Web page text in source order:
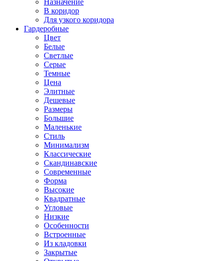
Назначение
В коридор
Для узкого коридора
Гардеробные
Цвет
Белые
Светлые
Серые
Темные
Цена
Элитные
Дешевые
Размеры
Большие
Маленькие
Стиль
Минимализм
Классические
Скандинавские
Современные
Форма
Высокие
Квадратные
Угловые
Низкие
Особенности
Встроенные
Из кладовки
Закрытые